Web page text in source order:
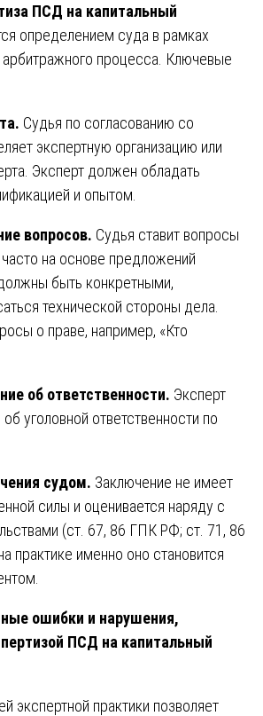
ПСД на капитальный
определением суда в рамках
арбитражного процесса. Ключевые
Судья по согласованию со
экспертную организацию или
Эксперт должен обладать
и опытом.
вопросов. Судья ставит вопросы
на основе предложений
быть конкретными,
технической стороны дела.
о праве, например, «Кто
об ответственности. Эксперт
уголовной ответственности по
судом. Заключение не имеет
силы и оценивается наряду с
(ст. 67, 86 ГПК РФ; ст. 71, 86
практике именно оно становится
ошибки и нарушения,
ПСД на капитальный
экспертной практики позволяет